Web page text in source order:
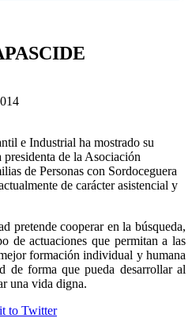
e Industrial ha mostrado su
presidenta de la Asociación
de Personas con Sordoceguera
de carácter asistencial y
pretende cooperar en la búsqueda,
de actuaciones que permitan a las
formación individual y humana
de forma que pueda desarrollar al
una vida digna.